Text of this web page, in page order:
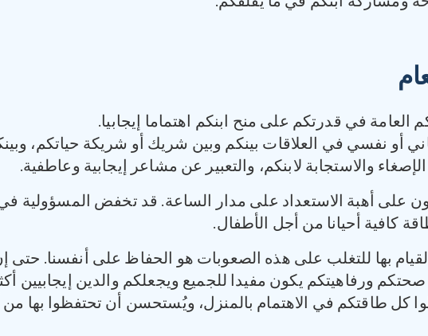
في قدرتكم على منح ابنكم اهتماما إيجابيا.
نفسي في العلاقات بينكم وبين شريك أو شريكة حياتكم،
والاستجابة لابنكم، والتعبير عن مشاعر إيجابية وعاطفية.
على أهبة الاستعداد على مدار الساعة. قد تخفض المسؤولية في
كافية أحيانا من أجل الأطفال.
بها للتغلب على هذه الصعوبات هو الحفاظ على أنفسنا.
ورفاهيتكم يكون مفيدا للجميع ويجعلكم والدين إيجابيين
كل طاقتكم في الاهتمام بالمنزل، ويُستحسن أن تحتفظوا بها من